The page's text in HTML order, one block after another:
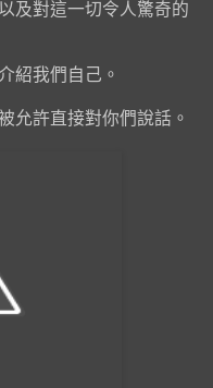
及對這一切令人驚奇的
紹我們自己。
允許直接對你們說話。